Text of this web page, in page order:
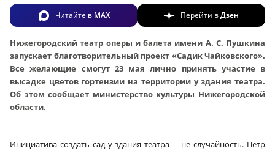
Читайте в MAX Перейти вДзен
Нижегородский театр оперы и балета имени А. С. Пушкина
запускает благотворительный проект «Садик Чайковского».
Все желающие смогут 23 мая лично принять участие в
высадке цветов гортензии на территории у здания театра.
Об этом сообщает министерство культуры Нижегородской
области.
Инициатива создать сад у здания театра — не случайность. Пётр